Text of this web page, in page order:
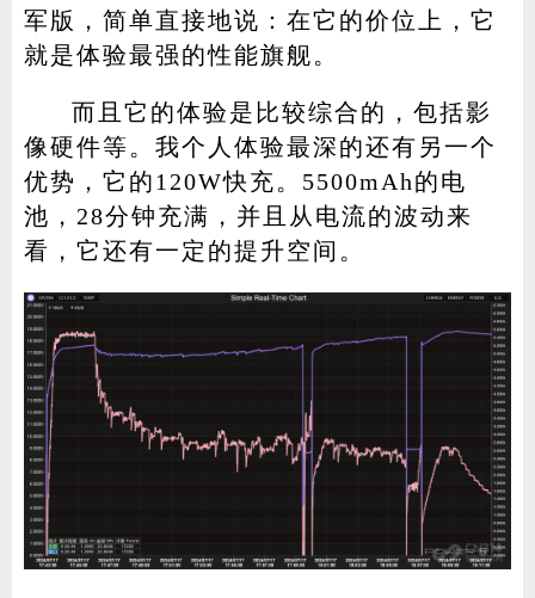
军版，简单直接地说：在它的价位上，它
就是体验最强的性能旗舰。
而且它的体验是比较综合的，包括影
像硬件等。我个人体验最深的还有另一个
优势，它的120W快充。5500mAh的电
池，28分钟充满，并且从电流的波动来
看，它还有一定的提升空间。